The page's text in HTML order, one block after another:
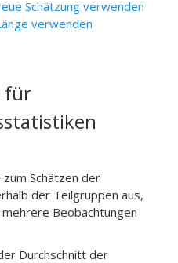
Schätzung verwenden
verwenden
für
Schätzen der
der Teilgruppen aus,
Beobachtungen
Durchschnitt der